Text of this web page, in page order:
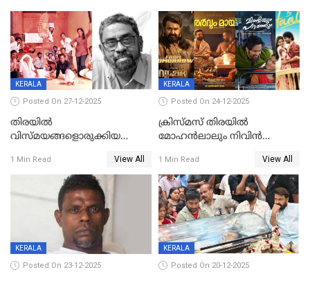
KERALA
Posted On 27-12-2025
തിരയിൽ
വിസ്മയങ്ങളൊരുക്കിയ
ശേഖര്‍ അന്തരിച്ചു
1 Min Read View All
KERALA
Posted On 24-12-2025
ക്രിസ്മസ് തിരയിൽ
മോഹൻലാലും നിവിൻ
ഷെയ്‌നും; 200 കോടി
മുടക്കിയെത്തുന്ന
വൃഷഭയുൾപ്പെടെ കാണാം
1 Min Read View All
KERALA
Posted On 23-12-2025
KERALA
Posted On 20-12-2025